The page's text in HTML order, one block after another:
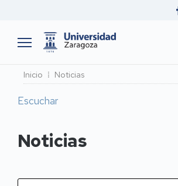
Ruta
de
navegación
Inicio Noticias
Escuchar
Noticias